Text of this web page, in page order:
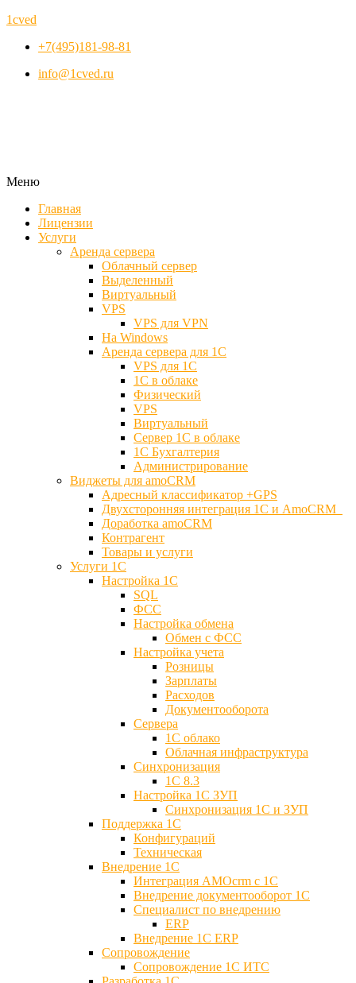
1cved
+7(495)181-98-81
info@1cved.ru
Меню
Главная
Лицензии
Услуги
Аренда сервера
Облачный сервер
Выделенный
Виртуальный
VPS
VPS для VPN
На Windows
Аренда сервера для 1С
VPS для 1С
1С в облаке
Физический
VPS
Виртуальный
Сервер 1С в облаке
1С Бухгалтерия
Администрирование
Виджеты для amoCRM
Адресный классификатор +GPS
Двухсторонняя интеграция 1С и AmoCRM
Доработка amoCRM
Контрагент
Товары и услуги
Услуги 1С
Настройка 1С
SQL
ФСС
Настройка обмена
Обмен с ФСС
Настройка учета
Розницы
Зарплаты
Расходов
Документооборота
Сервера
1С облако
Облачная инфраструктура
Синхронизация
1С 8.3
Настройка 1С ЗУП
Синхронизация 1С и ЗУП
Поддержка 1С
Конфигураций
Техническая
Внедрение 1С
Интеграция AMOcrm с 1C
Внедрение документооборот 1С
Специалист по внедрению
ERP
Внедрение 1С ERP
Cопровождение
Cопровождение 1С ИТС